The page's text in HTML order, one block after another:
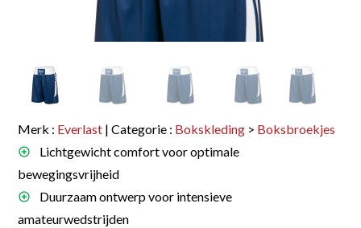
Merk : Everlast | Categorie : Bokskleding > Boksbroekjes
Lichtgewicht comfort voor optimale
bewegingsvrijheid
Duurzaam ontwerp voor intensieve
amateurwedstrijden